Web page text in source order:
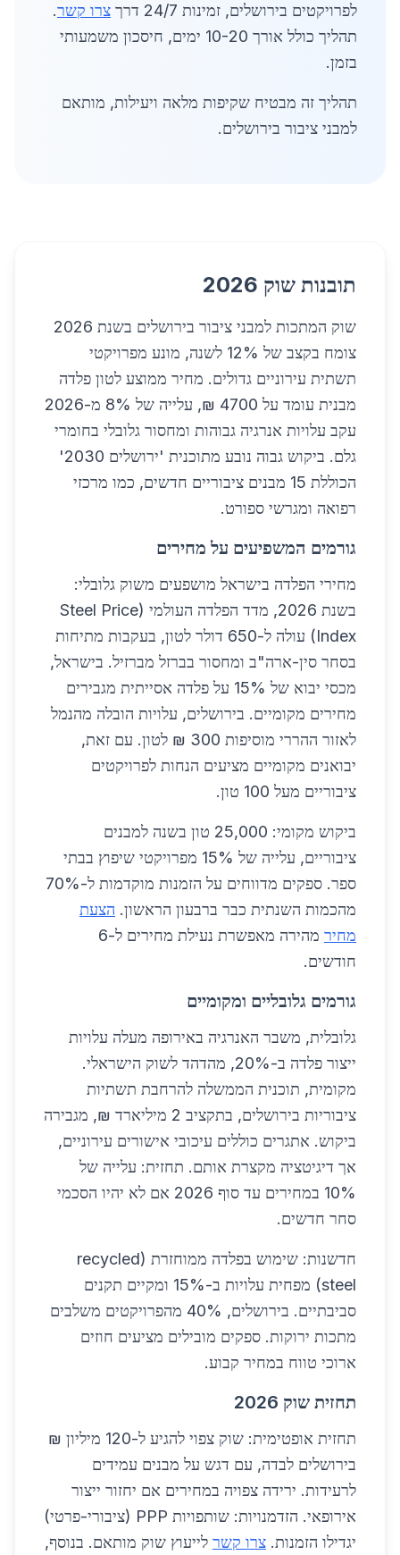
לפרויקטים בירושלים, זמינות 24/7 דרך
צרו קשר.
תהליך כולל אורך 10-20 ימים, חיסכון משמעותי
בזמן.
תהליך זה מבטיח שקיפות מלאה ויעילות, מותאם
למבני ציבור בירושלים.
תובנות שוק 2026
שוק המתכות למבני ציבור בירושלים בשנת 2026
צומח בקצב של 12% לשנה, מונע מפרויקטי
תשתית עירוניים גדולים. מחיר ממוצע לטון פלדה
מבנית עומד על 4700 ₪, עלייה של 8% מ-2026
עקב עלויות אנרגיה גבוהות ומחסור גלובלי בחומרי
גלם. ביקוש גבוה נובע מתוכנית 'ירושלים 2030'
הכוללת 15 מבנים ציבוריים חדשים, כמו מרכזי
רפואה ומגרשי ספורט.
גורמים המשפיעים על מחירים
מחירי הפלדה בישראל מושפעים משוק גלובלי:
בשנת 2026, מדד הפלדה העולמי (Steel Price
Index) עולה ל-650 דולר לטון, בעקבות מתיחות
בסחר סין-ארה"ב ומחסור בברזל מברזיל. בישראל,
מכסי יבוא של 15% על פלדה אסייתית מגבירים
מחירים מקומיים. בירושלים, עלויות הובלה מהנמל
לאזור ההררי מוסיפות 300 ₪ לטון. עם זאת,
יבואנים מקומיים מציעים הנחות לפרויקטים
ציבוריים מעל 100 טון.
ביקוש מקומי: 25,000 טון בשנה למבנים
ציבוריים, עלייה של 15% מפרויקטי שיפוץ בבתי
ספר. ספקים מדווחים על הזמנות מוקדמות ל-70%
מהכמות השנתית כבר ברבעון הראשון. הצעת
מחיר
מהירה מאפשרת נעילת מחירים ל-6
חודשים.
גורמים גלובליים ומקומיים
גלובלית, משבר האנרגיה באירופה מעלה עלויות
ייצור פלדה ב-20%, מהדהד לשוק הישראלי.
מקומית, תוכנית הממשלה להרחבת תשתיות
ציבוריות בירושלים, בתקציב 2 מיליארד ₪, מגבירה
ביקוש. אתגרים כוללים עיכובי אישורים עירוניים,
אך דיגיטציה מקצרת אותם. תחזית: עלייה של
10% במחירים עד סוף 2026 אם לא יהיו הסכמי
סחר חדשים.
חדשנות: שימוש בפלדה ממוחזרת (recycled
steel) מפחית עלויות ב-15% ומקיים תקנים
סביבתיים. בירושלים, 40% מהפרויקטים משלבים
מתכות ירוקות. ספקים מובילים מציעים חוזים
ארוכי טווח במחיר קבוע.
תחזית שוק 2026
תחזית אופטימית: שוק צפוי להגיע ל-120 מיליון ₪
בירושלים לבדה, עם דגש על מבנים עמידים
לרעידות. ירידה צפויה במחירים אם יחזור ייצור
אירופאי. הזדמנויות: שותפויות PPP (ציבורי-פרטי)
יגדילו הזמנות. צרו קשר לייעוץ שוק מותאם. בנוסף,